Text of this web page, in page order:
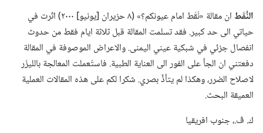
النُّقَط
ان مقالة «نُقَط امام عيونكم؟‏» (‏٨ حزيران [يونيو] ٢٠٠٠)‏ اثّرت في
حياتي الى حد كبير.‏ فقد تسلمت المقالة قبل ثلاثة ايام فقط من حدوث
انفصال جزئي في شبكية عيني اليمنى.‏ والاعراض الموصوفة في المقالة
دفعتني ان الجأ على الفور الى العناية الطبية.‏ فاستُعملت المعالجة بالليزَر
لاصلاح الضرر،‏ وهكذا لم يتأذَّ بصري.‏ شكرا لكم على هذه المقالات العملية
العميقة البحث.‏
ك.‏ ڤ.‏،‏ جنوب افريقيا